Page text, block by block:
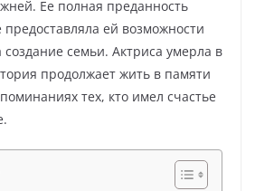
Ее полная преданность
предоставляла ей возможности
семьи. Актриса умерла в
продолжает жить в памяти
тех, кто имел счастье